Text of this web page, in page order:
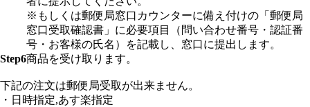
※もしくは郵便局窓口カウンターに備え付けの「郵便局
窓口受取確認書」に必要項目（問い合わせ番号・認証番
号・お客様の氏名）を記載し、窓口に提出します。
Step6商品を受け取ります。
下記の注文は郵便局受取が出来ません。
・日時指定,あす楽指定